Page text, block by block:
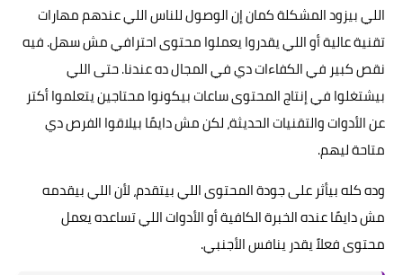
اللي بيزود المشكلة كمان إن الوصول للناس اللي عندهم مهارات
تقنية عالية أو اللي يقدروا يعملوا محتوى احترافي مش سهل. فيه
نقص كبير في الكفاءات دي في المجال ده عندنا. حتى اللي
بيشتغلوا في إنتاج المحتوى ساعات بيكونوا محتاجين يتعلموا أكتر
عن الأدوات والتقنيات الحديثة، لكن مش دايمًا بيلاقوا الفرص دي
متاحة ليهم.
وده كله بيأثر على جودة المحتوى اللي بيتقدم، لأن اللي بيقدمه
مش دايمًا عنده الخبرة الكافية أو الأدوات اللي تساعده يعمل
محتوى فعلاً يقدر ينافس الأجنبي.